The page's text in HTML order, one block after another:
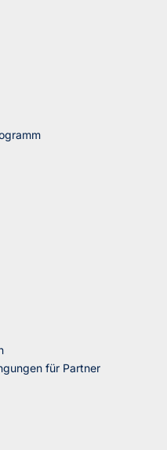
für Partner